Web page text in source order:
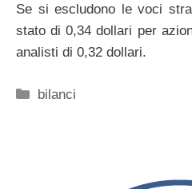
Se si escludono le voci
stato di 0,34 dollari per
analisti di 0,32 dollari.
Categorie
bilanci